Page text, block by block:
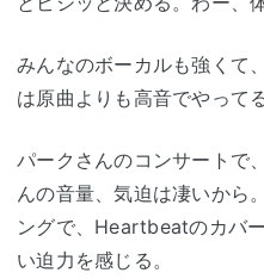
みんなのボーカルも強くて
は原曲よりも高音でやって
パークさんのコンサートで
んの音量、気迫は凄いから
ングで、Heartbeatのカバ
い迫力を感じる。